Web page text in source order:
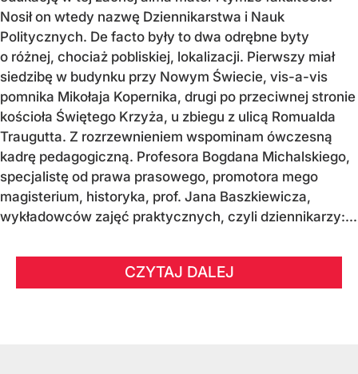
Nosił on wtedy nazwę Dziennikarstwa i Nauk
Politycznych. De facto były to dwa odrębne byty
o różnej, chociaż pobliskiej, lokalizacji. Pierwszy miał
siedzibę w budynku przy Nowym Świecie, vis-a-vis
pomnika Mikołaja Kopernika, drugi po przeciwnej stronie
kościoła Świętego Krzyża, u zbiegu z ulicą Romualda
Traugutta. Z rozrzewnieniem wspominam ówczesną
kadrę pedagogiczną. Profesora Bogdana Michalskiego,
specjalistę od prawa prasowego, promotora mego
magisterium, historyka, prof. Jana Baszkiewicza,
wykładowców zajęć praktycznych, czyli dziennikarzy:...
CZYTAJ DALEJ